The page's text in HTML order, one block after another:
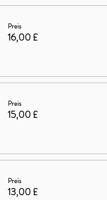
Preis
16,00 £
Preis
15,00 £
Preis
13,00 £